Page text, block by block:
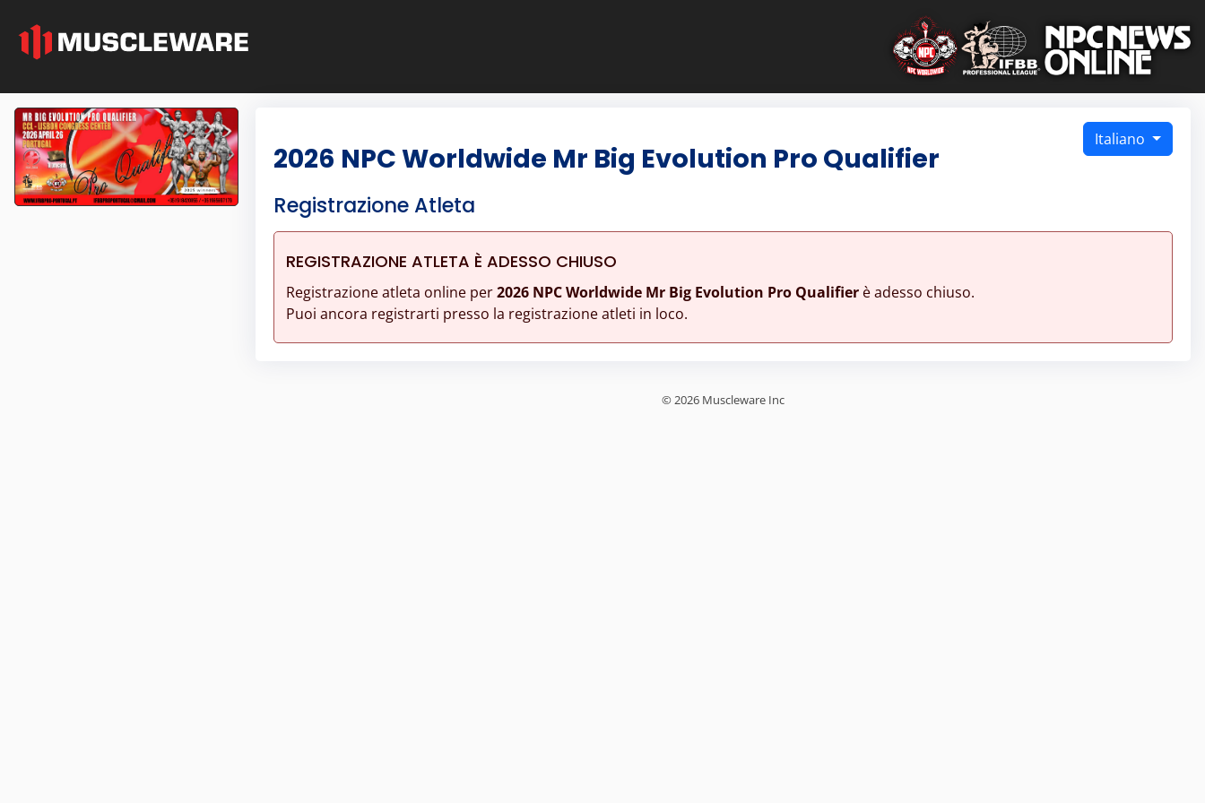
Italiano
2026 NPC Worldwide Mr Big Evolution Pro Qualifier
Registrazione Atleta
REGISTRAZIONE ATLETA È ADESSO CHIUSO
Registrazione atleta online per2026 NPC Worldwide Mr Big Evolution Pro Qualifierè adesso chiuso.
Puoi ancora registrarti presso la registrazione atleti in loco.
© 2026 Muscleware Inc